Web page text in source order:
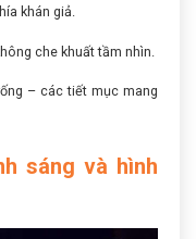
khán giả.
che khuất tầm nhìn.
– các tiết mục mang
sáng và hình